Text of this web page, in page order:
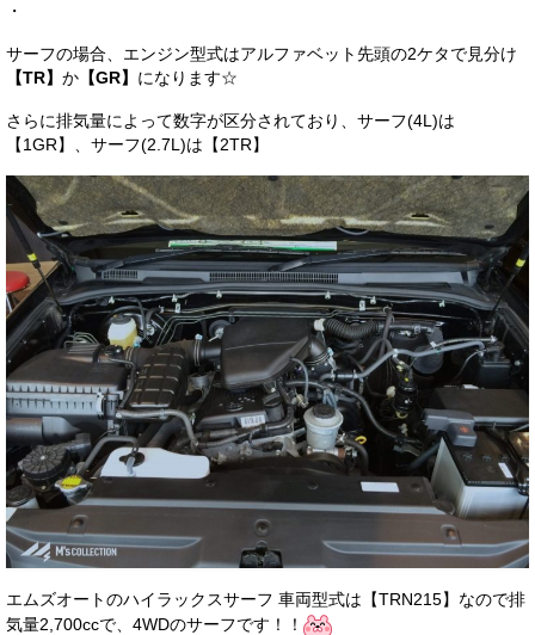
・
サーフの場合、エンジン型式はアルファベット先頭の2ケタで見分け
【TR】 か 【GR】 になります☆
さらに排気量によって数字が区分されており、サーフ(4L)は
【1GR】、サーフ(2.7L)は【2TR】
エムズオートのハイラックスサーフ 車両型式は【TRN215】なので排
気量2,700ccで、4WDのサーフです！！